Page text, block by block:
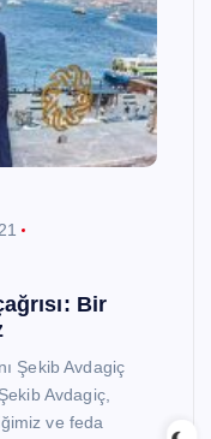
Bir
Şekib Avdagiç
Avdagiç,
ve feda